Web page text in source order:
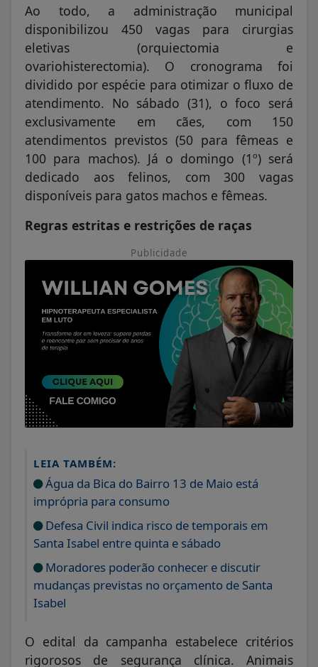
Ao todo, a administração municipal
disponibilizou 450 vagas para cirurgias
eletivas (orquiectomia e
ovariohisterectomia). O cronograma foi
dividido por espécie para otimizar o fluxo de
atendimento. No sábado (31), o foco será
exclusivamente em cães, com 150
atendimentos previstos (50 para fêmeas e
100 para machos). Já o domingo (1º) será
dedicado aos felinos, com 300 vagas
disponíveis para gatos machos e fêmeas.
Regras estritas e restrições de raças
Publicidade
LEIA TAMBÉM:
Água da Bica do Bairro 13 de Maio está
imprópria para consumo
Defesa Civil indica risco de temporais em
Santa Isabel entre quinta e sábado
Moradores poderão conhecer e discutir
mudanças previstas no orçamento de Santa
Isabel
O edital da campanha estabelece critérios
rigorosos de segurança clínica. Animais